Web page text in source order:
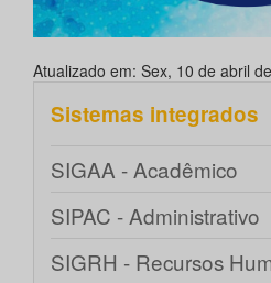
Atualizado em: Sex, 10 de abril
Sistemas integrados
SIGAA - Acadêmico
SIPAC - Administrativo
SIGRH - Recursos